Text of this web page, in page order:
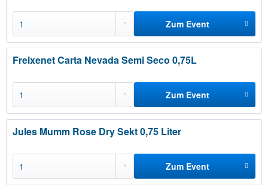
Zum Event
hinzufügen
Freixenet Carta Nevada Semi Seco 0,75L
Zum Event
hinzufügen
Jules Mumm Rose Dry Sekt 0,75 Liter
Zum Event